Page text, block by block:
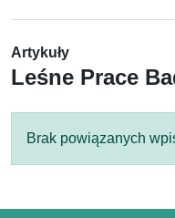
Artykuły
Leśne Prace
Brak powiązanych